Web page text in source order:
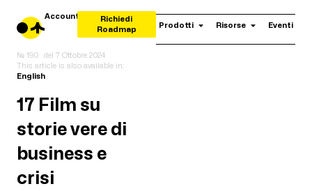
Prodotti Risorse Eventi
Account
Richiedi
Roadmap
№ 190 del 7 Ottobre 2024
This article is also available in:
English
17 Film su
storie vere di
business e
crisi